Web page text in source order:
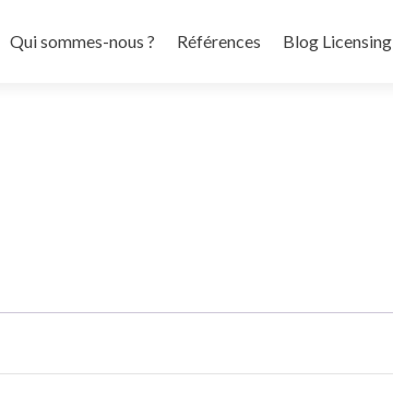
Qui sommes-nous ? Références Blog Licensing